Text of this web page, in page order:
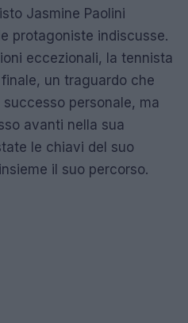
Jasmine Paolini
protagoniste indiscusse.
eccezionali, la tennista
un traguardo che
personale, ma
avanti nella sua
le chiavi del suo
il suo percorso.